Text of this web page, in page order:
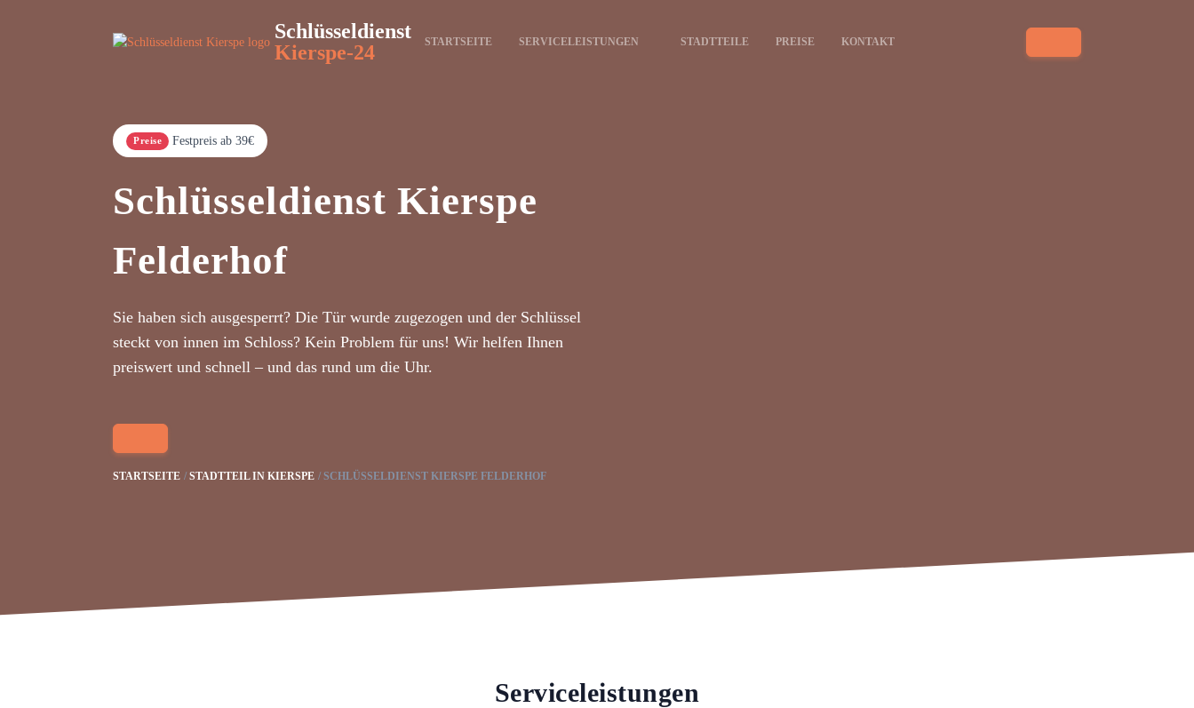
Schlüsseldienst
Kierspe-24
STARTSEITE SERVICELEISTUNGEN STADTTEILE PREISE KONTAKT
Preise Festpreis ab 39€
Schlüsseldienst Kierspe
Felderhof
Sie haben sich ausgesperrt? Die Tür wurde zugezogen und der Schlüssel
steckt von innen im Schloss? Kein Problem für uns! Wir helfen Ihnen
preiswert und schnell – und das rund um die Uhr.
STARTSEITE STADTTEIL IN KIERSPE SCHLÜSSELDIENST KIERSPE FELDERHOF
Serviceleistungen